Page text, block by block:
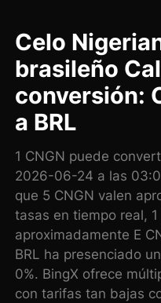
Celo
brasileño
conversión:
a BRL
1 CNGN puede
2026-06-24 a las
que 5 CNGN valen
tasas en tiempo real,
aproximadamente E
BRL ha presenciado
0%. BingX ofrece
con tarifas tan bajas